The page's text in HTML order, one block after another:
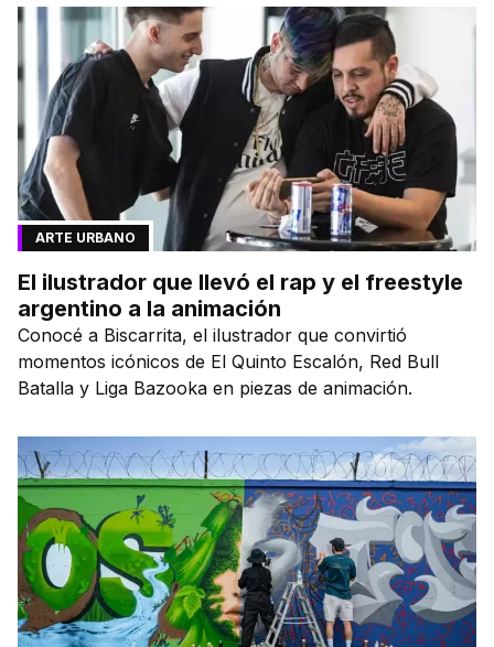
ARTE URBANO
El ilustrador que llevó el rap y el freestyle
argentino a la animación
Conocé a Biscarrita, el ilustrador que convirtió
momentos icónicos de El Quinto Escalón, Red Bull
Batalla y Liga Bazooka en piezas de animación.